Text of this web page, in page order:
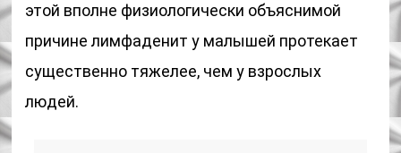
этой вполне физиологически объяснимой
причине лимфаденит у малышей протекает
существенно тяжелее, чем у взрослых
людей.